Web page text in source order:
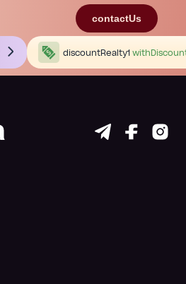
contactUs
discountRealty1